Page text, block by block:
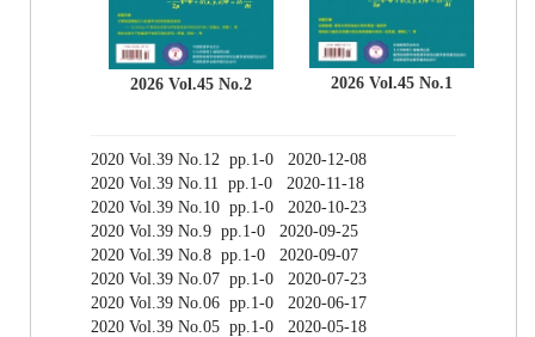
2026 Vol.45 No.2 2026 Vol.45 No.1
2020 Vol.39 No.12 pp.1-0 2020-12-08
2020 Vol.39 No.11 pp.1-0 2020-11-18
2020 Vol.39 No.10 pp.1-0 2020-10-23
2020 Vol.39 No.9 pp.1-0 2020-09-25
2020 Vol.39 No.8 pp.1-0 2020-09-07
2020 Vol.39 No.07 pp.1-0 2020-07-23
2020 Vol.39 No.06 pp.1-0 2020-06-17
2020 Vol.39 No.05 pp.1-0 2020-05-18